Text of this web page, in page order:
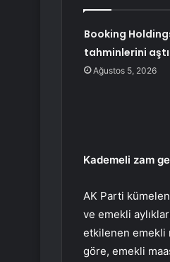
Booking
tahminlerini aştı
Ağustos 5, 2026
Kademeli zam
AK Parti
ve emekli
etkilenen emekli
göre, emekli